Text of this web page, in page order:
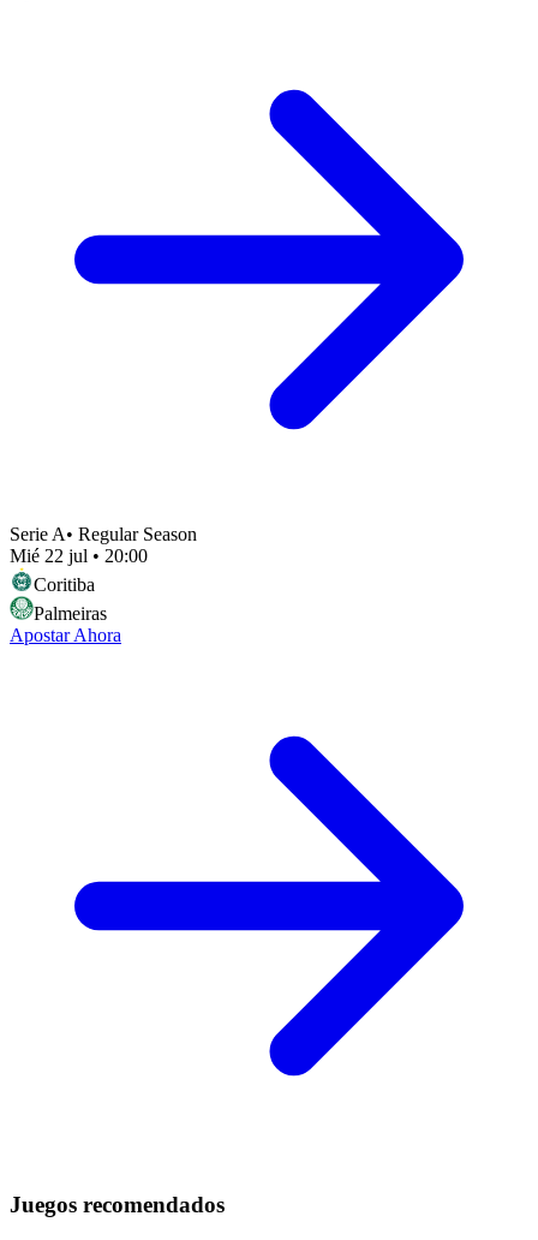
Serie A• Regular Season
Mié 22 jul • 20:00
Coritiba
Palmeiras
Apostar Ahora
Juegos recomendados